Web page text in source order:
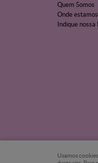
Quem Somos
Onde estamos
Indique nossa
Usamos